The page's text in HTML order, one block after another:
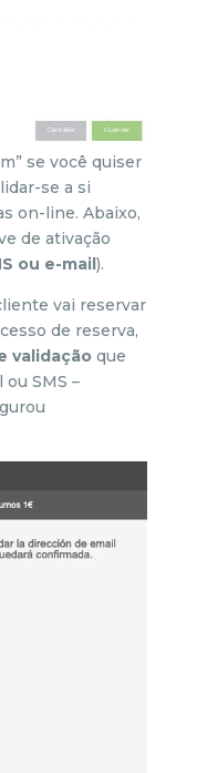
se você quiser
se a si
on-line. Abaixo,
de ativação
ou e-mail).
vai reservar
de reserva,
validação que
SMS –